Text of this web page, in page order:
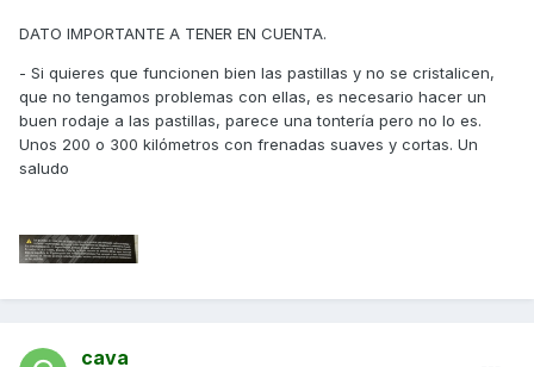
DATO IMPORTANTE A TENER EN CUENTA.
- Si quieres que funcionen bien las pastillas y no se cristalicen,
que no tengamos problemas con ellas, es necesario hacer un
buen rodaje a las pastillas, parece una tontería pero no lo es.
Unos 200 o 300 kilómetros con frenadas suaves y cortas. Un
saludo
cava